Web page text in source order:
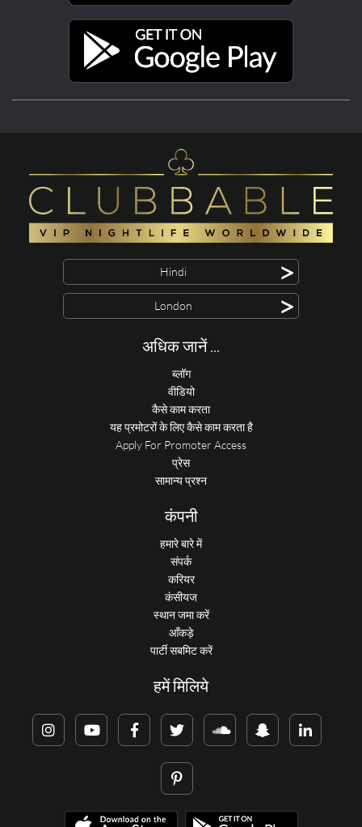
Hindi >
London >
अधिक जानें ...
ब्लॉग
वीडियो
कैसे काम करता
यह प्रमोटरों के लिए कैसे काम करता है
Apply For Promoter Access
प्रेस
सामान्य प्रश्न
कंपनी
हमारे बारे में
संपर्क
करियर
कंसीयज
स्थान जमा करें
आँकड़े
पार्टी सबमिट करें
हमें मिलिये